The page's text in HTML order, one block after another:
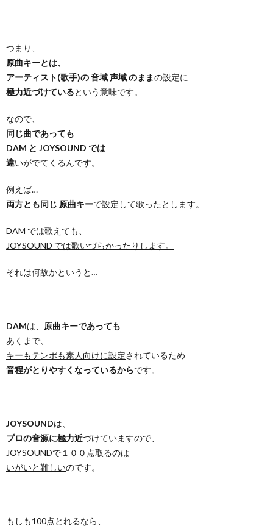
つまり、
原曲キーとは、
アーティスト(歌手)の 音域 声域 のままの設定に
極力近づけているという意味です。
なので、
同じ曲であっても
DAM と JOYSOUND では
違いがでてくるんです。
例えば…
両方とも同じ 原曲キーで設定して歌ったとします。
DAM では歌えても、
JOYSOUND では歌いづらかったりします。
それは何故かというと…
DAMは、 原曲キーであっても
あくまで、
キーもテンポも素人向けに設定されているため
音程がとりやすくなっているからです。
JOYSOUNDは、
プロの音源に極力近づけていますので、
JOYSOUNDで１００点取るのは
いがいと難しいのです。
もしも100点とれるなら、